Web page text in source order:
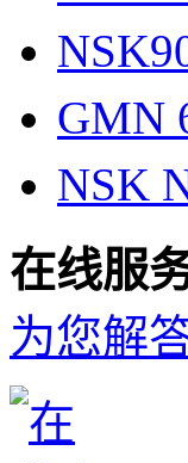
GMN
NSK
在线服
为您解